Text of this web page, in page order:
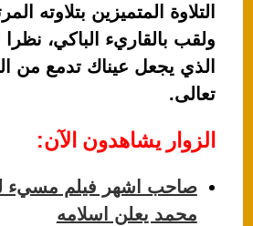
التلاوة المتميزين بتلاوته
ولقب بالقاريء الباكي،
الذي يجعل عيناك تدمع من
تعالى.
الزوار يشاهدون الآن:
صاحب اشهر فيلم مسيء
محمد يعلن اسلامه